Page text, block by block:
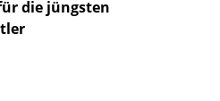
die jüngsten